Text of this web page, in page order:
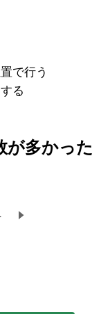
で行う
る
が多かった